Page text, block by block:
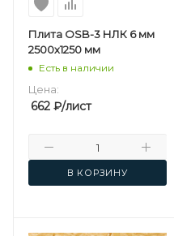
Плита OSB-3 НЛК 6 мм
2500х1250 мм
Есть в наличии
Цена:
662 ₽/лист
В КОРЗИНУ